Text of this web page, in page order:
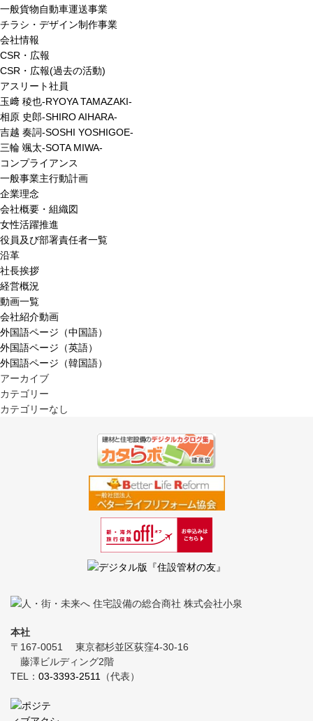
一般貨物自動車運送事業
チラシ・デザイン制作事業
会社情報
CSR・広報
CSR・広報(過去の活動)
アスリート社員
玉﨑 稜也-RYOYA TAMAZAKI-
相原 史郎-SHIRO AIHARA-
吉越 奏詞-SOSHI YOSHIGOE-
三輪 颯太-SOTA MIWA-
コンプライアンス
一般事業主行動計画
企業理念
会社概要・組織図
女性活躍推進
役員及び部署責任者一覧
沿革
社長挨拶
経営概況
動画一覧
会社紹介動画
外国語ページ（中国語）
外国語ページ（英語）
外国語ページ（韓国語）
アーカイブ
カテゴリー
カテゴリーなし
本社
〒167-0051
東京都杉並区荻窪4-30-16
藤澤ビルディング2階
TEL： 03-3393-2511 （代表）